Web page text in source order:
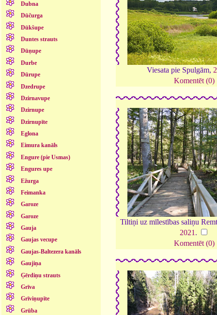
Dubna
Dūčurga
Dūkšupe
Duntes strauts
Dūņupe
Durbe
Dūrupe
Dzedrupe
Dzirnavupe
Dzirnupe
Dzirnupīte
Eglona
Eimura kanāls
Engure (pie Usmas)
Engures upe
Ežurga
Feimanka
Garoze
Garoze
Gauja
Gaujas vecupe
Gaujas-Baltezera kanāls
Gaujiņa
Ģērdiņu strauts
Grīva
Grīviņupīte
Grūba
Viesata pie Spulgām,
Komentēt (0)
Tiltiņi uz mīlestības saliņu
2021 .
Komentēt (0)